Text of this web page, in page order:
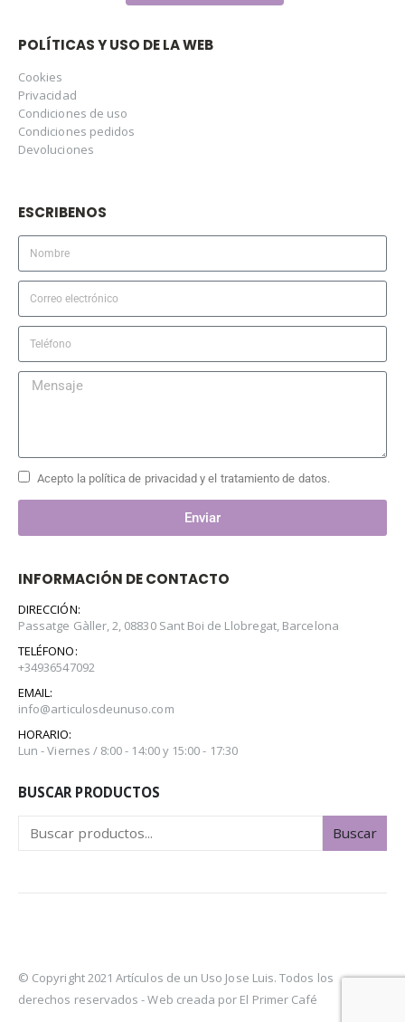
POLÍTICAS Y USO DE LA WEB
Cookies
Privacidad
Condiciones de uso
Condiciones pedidos
Devoluciones
ESCRIBENOS
Acepto la política de privacidad y el tratamiento de datos.
Enviar
INFORMACIÓN DE CONTACTO
DIRECCIÓN:
Passatge Gàller, 2, 08830 Sant Boi de Llobregat, Barcelona
TELÉFONO:
+34936547092
EMAIL:
info@articulosdeunuso.com
HORARIO:
Lun - Viernes / 8:00 - 14:00 y 15:00 - 17:30
BUSCAR PRODUCTOS
Buscar
© Copyright 2021 Artículos de un Uso Jose Luis. Todos los
derechos reservados -Web creada por El Primer Café